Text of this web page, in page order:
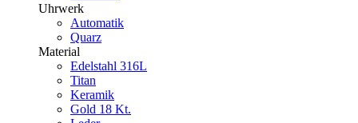
Uhrwerk
Automatik
Quarz
Material
Edelstahl 316L
Titan
Keramik
Gold 18 Kt.